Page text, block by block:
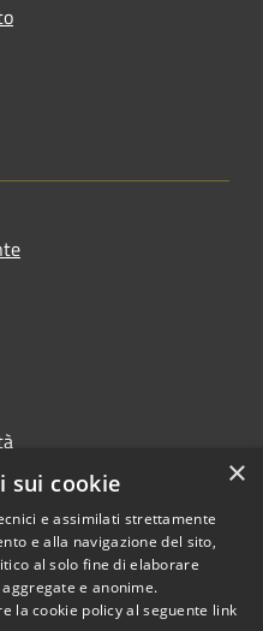
Copyright © 2026 • Città di
Montecchio Maggiore •
Powered byMunicipium •
×
sui cookie
e assimilati strettamente
e alla navigazione del sito,
al solo fine di elaborare
e anonime.
la cookie policy al seguente link